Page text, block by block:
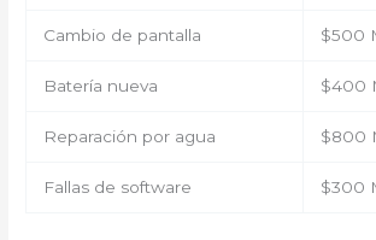
Cambio de pantalla $500
Batería nueva $400
Reparación por agua $800
Fallas de software $300